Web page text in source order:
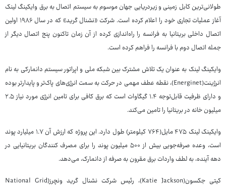
طولانی‌ترین کابل زمینی و زیردریایی جهان موسوم به سیستم اتصال به برق وایکینگ لینک
آغاز عملیات تجاری خود را اعلام کرده است. شرکت «نشنال گرید» که در سال ۱۹۸۶ اولین
اتصال داخلی بریتانیا به فرانسه را راه‌اندازی کرده از آن زمان تاکنون پنج اتصال دیگر از
جمله اتصال دوم با فرانسه را فراهم کرده است.
وایکینگ لینک به عنوان یک تلاش مشترک بین شبکه ملی و اپراتور سیستم دانمارکی به نام
انرژینت(Energinet)، نقطه عطف مهمی در حرکت به سمت انرژی‌های پاک‌تر و پایدارتر بوده
و دارای ظرفیت قابل‌توجه ۱.۴ گیگاوات است که برق کافی برای تامین انرژی مورد نیاز ۲.۵
میلیون خانه در بریتانیا را تامین می‌کند.
وایکینک لینک ۴۷۵ مایل(۷۶۴ کیلومتر) طول دارد. این پروژه که ارزش آن ۱.۷ میلیارد پوند
است، وعده صرفه‌جویی بیش از ۵۰۰ میلیون پوند را برای مصرف کنندگان بریتانیایی در
دهه آینده، به لطف واردات برق مقرون به صرفه از دانمارک، می‌دهد.
کیتی جکسون(Katie Jackson)، رئیس شرکت نشنال گرید ونچرز(National Grid